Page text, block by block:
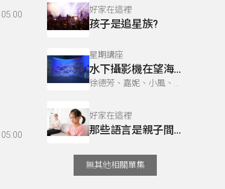
05:00
05:00
好家在這裡
孩子是追星族?
星期講座
水下攝影機在望海巷潮境海灣海洋保育區的應用
徐德芳、嘉妮、小風、洪璘璘、曼屏、莊妤萱 & 徐德芳、小風、洪璘璘、曼屏、莊妤萱、雅柏（黃柏諺）
好家在這裡
那些語言是親子間地雷？
無其他相關單集